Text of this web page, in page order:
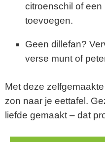
citroenschil of
toevoegen.
Geen dillefan?
verse munt of
Met deze
zon naar je eettafel.
liefde gemaakt – dat